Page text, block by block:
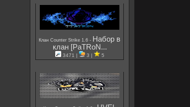
Клан Counter Strike 1.6 - Набор в
клан [PaTRoN...
3471 | 3 | 5